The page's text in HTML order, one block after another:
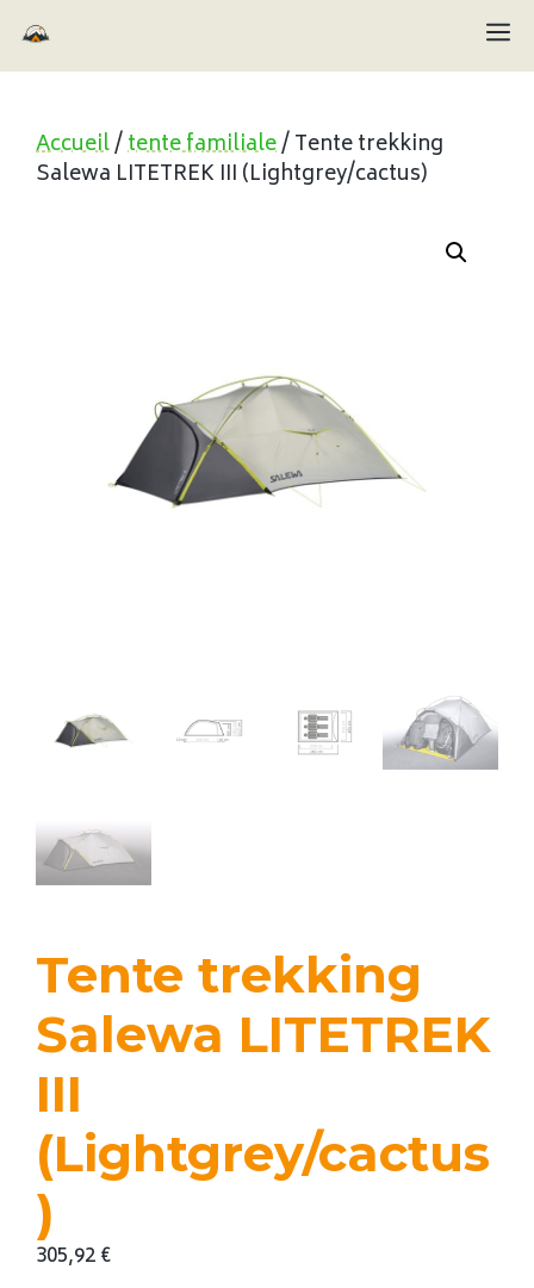
au
contenu
Accueil/tente familiale/ Tente trekking
Salewa LITETREK III (Lightgrey/cactus)
Tente trekking
Salewa LITETREK
III
(Lightgrey/cactus
)
305,92€